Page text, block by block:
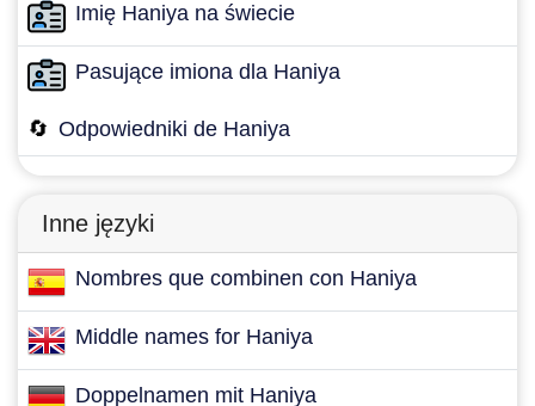
Imię Haniya na świecie
Pasujące imiona dla Haniya
🔄 Odpowiedniki de Haniya
Inne języki
Nombres que combinen con Haniya
Middle names for Haniya
Doppelnamen mit Haniya